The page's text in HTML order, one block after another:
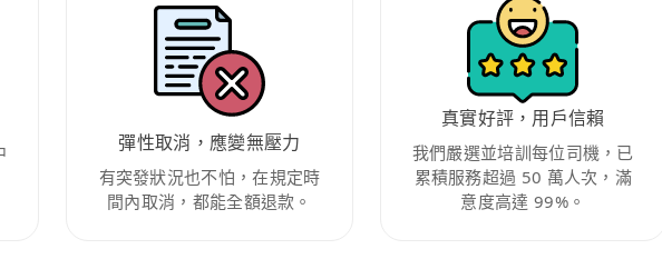
彈性取消，應變無壓力
有突發狀況也不怕，在規定時
間內取消，都能全額退款。
真實好評，用戶信賴
我們嚴選並培訓每位司機，已
累積服務超過 50 萬人次，滿
意度高達 99%。